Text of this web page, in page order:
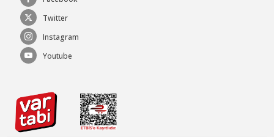
Twitter
Instagram
Youtube